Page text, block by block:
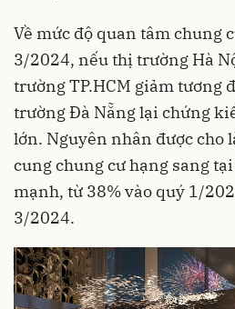
Về mức độ quan tâm chung
3/2024, nếu thị trường Hà
trường TP.HCM giảm tương
trường Đà Nẵng lại chứng
lớn. Nguyên nhân được cho
cung chung cư hạng sang
mạnh, từ 38% vào quý 1/
3/2024.